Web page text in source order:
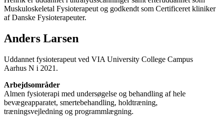
Muskuloskeletal Fysioterapeut og godkendt som Certificeret kliniker
af Danske Fysioterapeuter.
Anders Larsen
Uddannet fysioterapeut ved VIA University College Campus
Aarhus N i 2021.
Arbejdsområder
Almen fysioterapi med undersøgelse og behandling af hele
bevægeapparatet, smertebehandling, holdtræning,
træningsvejledning og programmlægning.